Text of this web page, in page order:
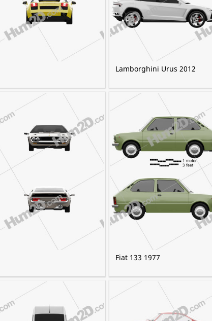
Lamborghini Urus 2012
Fiat 133 1977